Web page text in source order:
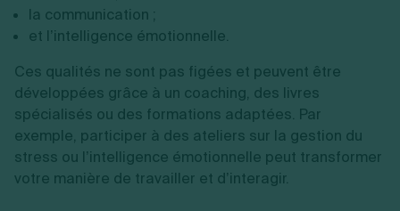
la communication ;
et l’intelligence émotionnelle.
Ces qualités ne sont pas figées et peuvent être
développées grâce à un coaching, des livres
spécialisés ou des formations adaptées. Par
exemple, participer à des ateliers sur la gestion du
stress ou l’intelligence émotionnelle peut transformer
votre manière de travailler et d’interagir.